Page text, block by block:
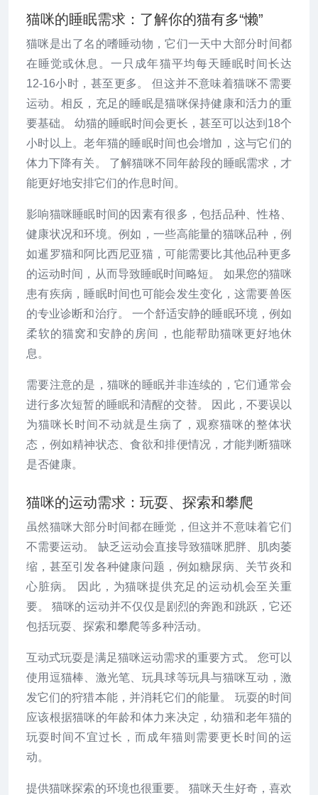
猫咪的睡眠需求：了解你的猫有多“懒”
猫咪是出了名的嗜睡动物，它们一天中大部分时间都
在睡觉或休息。一只成年猫平均每天睡眠时间长达
12-16小时，甚至更多。 但这并不意味着猫咪不需要
运动。相反，充足的睡眠是猫咪保持健康和活力的重
要基础。 幼猫的睡眠时间会更长，甚至可以达到18个
小时以上。老年猫的睡眠时间也会增加，这与它们的
体力下降有关。 了解猫咪不同年龄段的睡眠需求，才
能更好地安排它们的作息时间。
影响猫咪睡眠时间的因素有很多，包括品种、性格、
健康状况和环境。例如，一些高能量的猫咪品种，例
如暹罗猫和阿比西尼亚猫，可能需要比其他品种更多
的运动时间，从而导致睡眠时间略短。 如果您的猫咪
患有疾病，睡眠时间也可能会发生变化，这需要兽医
的专业诊断和治疗。 一个舒适安静的睡眠环境，例如
柔软的猫窝和安静的房间，也能帮助猫咪更好地休
息。
需要注意的是，猫咪的睡眠并非连续的，它们通常会
进行多次短暂的睡眠和清醒的交替。 因此，不要误以
为猫咪长时间不动就是生病了，观察猫咪的整体状
态，例如精神状态、食欲和排便情况，才能判断猫咪
是否健康。
猫咪的运动需求：玩耍、探索和攀爬
虽然猫咪大部分时间都在睡觉，但这并不意味着它们
不需要运动。 缺乏运动会直接导致猫咪肥胖、肌肉萎
缩，甚至引发各种健康问题，例如糖尿病、关节炎和
心脏病。 因此，为猫咪提供充足的运动机会至关重
要。 猫咪的运动并不仅仅是剧烈的奔跑和跳跃，它还
包括玩耍、探索和攀爬等多种活动。
互动式玩耍是满足猫咪运动需求的重要方式。 您可以
使用逗猫棒、激光笔、玩具球等玩具与猫咪互动，激
发它们的狩猎本能，并消耗它们的能量。 玩耍的时间
应该根据猫咪的年龄和体力来决定，幼猫和老年猫的
玩耍时间不宜过长，而成年猫则需要更长时间的运
动。
提供猫咪探索的环境也很重要。 猫咪天生好奇，喜欢